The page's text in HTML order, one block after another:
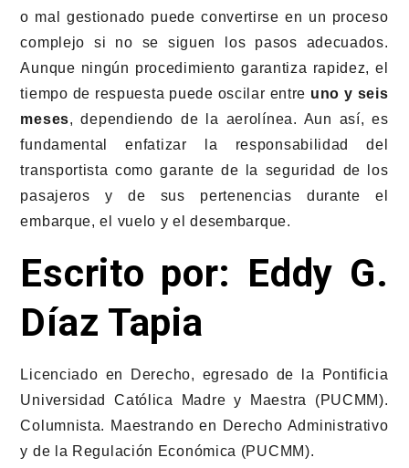
o mal gestionado puede convertirse en un proceso
complejo si no se siguen los pasos adecuados.
Aunque ningún procedimiento garantiza rapidez, el
tiempo de respuesta puede oscilar entre uno y seis
meses, dependiendo de la aerolínea. Aun así, es
fundamental enfatizar la responsabilidad del
transportista como garante de la seguridad de los
pasajeros y de sus pertenencias durante el
embarque, el vuelo y el desembarque.
Escrito por: Eddy G.
Díaz Tapia
Licenciado en Derecho, egresado de la Pontificia
Universidad Católica Madre y Maestra (PUCMM).
Columnista. Maestrando en Derecho Administrativo
y de la Regulación Económica (PUCMM).